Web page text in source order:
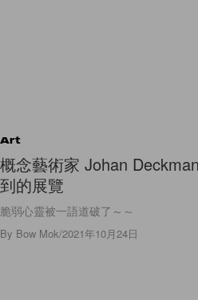
Art
概念藝術家 Johan
到的展覽
脆弱心靈被一語道破了～～
By Bow Mok/2021年10月24日